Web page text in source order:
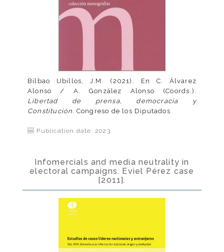
Bilbao Ubillos, J.M. (2021). En C. Álvarez
Alonso / A. González Alonso (Coords.).
Libertad de prensa, democracia y
Constitución. Congreso de los Diputados
Publication date: 2023
Infomercials and media neutrality in
electoral campaigns. Eviel Pérez case
[2011].